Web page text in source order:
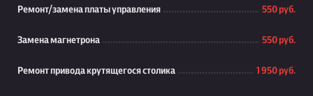
Ремонт/замена платы управления 550 руб.
Замена магнетрона 550 руб.
Ремонт привода крутящегося столика 1 950 руб.